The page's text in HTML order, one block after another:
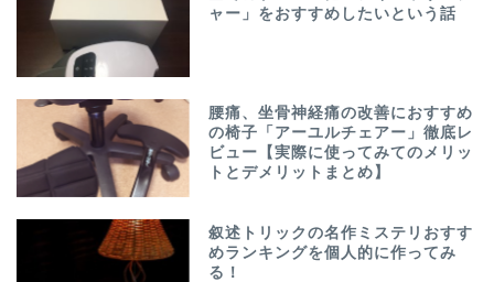
ャー」をおすすめしたいという話
腰痛、坐骨神経痛の改善におすすめ
の椅子「アーユルチェアー」徹底レ
ビュー【実際に使ってみてのメリッ
トとデメリットまとめ】
叙述トリックの名作ミステリおすす
めランキングを個人的に作ってみ
る！